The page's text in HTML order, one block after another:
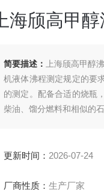
上海颀高甲
简要描述：
上海颀高甲醇
机液体沸程测定规定的要
的测定。配备合适的烧瓶
柴油、馏分燃料和相似的
更新时间： 2026-07-24
厂商性质： 生产厂家